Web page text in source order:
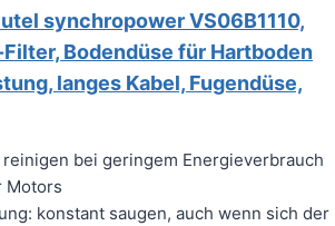
synchropower VS06B1110,
Bodendüse für Hartboden
langes Kabel, Fugendüse,
bei geringem Energieverbrauch
Motors
konstant saugen, auch wenn sich der